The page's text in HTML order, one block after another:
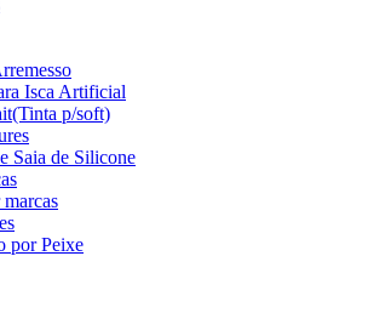
Isca Artificial
p/soft)
Saia de Silicone
por Peixe